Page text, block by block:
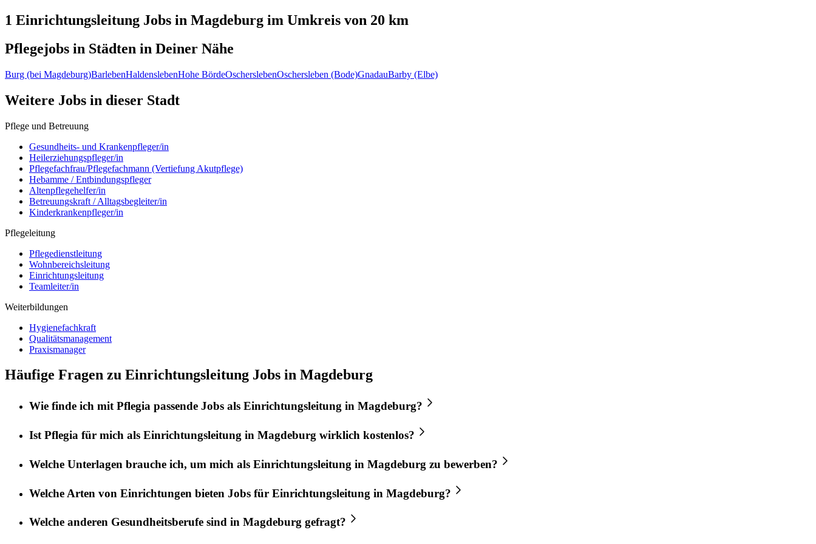
1 Einrichtungsleitung Jobs in Magdeburg im Umkreis von 20 km
Pflegejobs in Städten in Deiner Nähe
Burg (bei Magdeburg)BarlebenHaldenslebenHohe BördeOscherslebenOschersleben (Bode)GnadauBarby (Elbe)
Weitere Jobs in dieser Stadt
Pflege und Betreuung
Gesundheits- und Krankenpfleger/in
Heilerziehungspfleger/in
Pflegefachfrau/Pflegefachmann (Vertiefung Akutpflege)
Hebamme / Entbindungspfleger
Altenpflegehelfer/in
Betreuungskraft / Alltagsbegleiter/in
Kinderkrankenpfleger/in
Pflegeleitung
Pflegedienstleitung
Wohnbereichsleitung
Einrichtungsleitung
Teamleiter/in
Weiterbildungen
Hygienefachkraft
Qualitätsmanagement
Praxismanager
Häufige Fragen zu Einrichtungsleitung Jobs in Magdeburg
Wie finde ich mitPflegia passende Jobs als Einrichtungsleitung in Magdeburg?
Ist Pflegia für mich als Einrichtungsleitung in Magdeburg wirklich kostenlos?
Welche Unterlagen brauche ich, um mich als Einrichtungsleitung in Magdeburg zu bewerben?
Welche Arten von Einrichtungen bieten Jobs für Einrichtungsleitung in Magdeburg?
Welche anderen Gesundheitsberufe sind in Magdeburg gefragt?